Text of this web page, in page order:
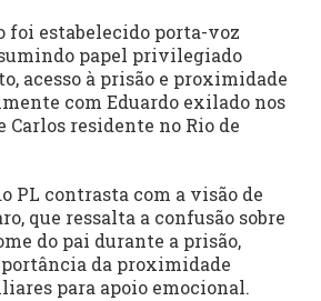
foi estabelecido porta-voz
papel privilegiado
acesso à prisão e proximidade
com Eduardo exilado nos
Carlos residente no Rio de
PL contrasta com a visão de
que ressalta a confusão sobre
do pai durante a prisão,
da proximidade
para apoio emocional.